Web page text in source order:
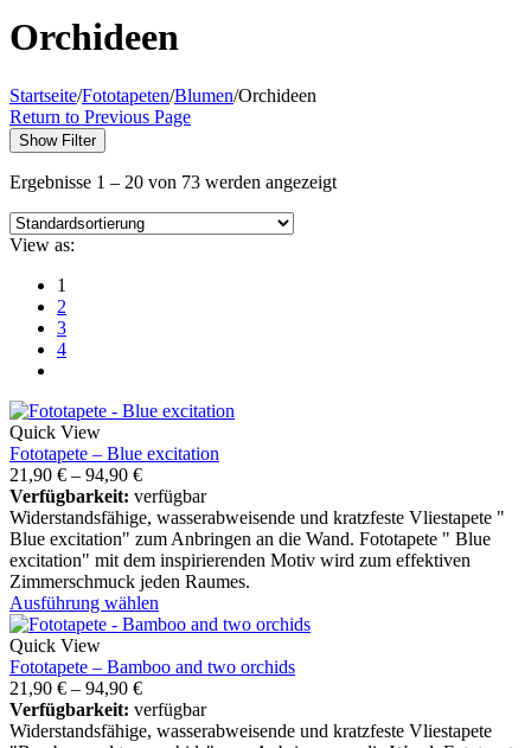
Orchideen
Startseite/Fototapeten/Blumen/Orchideen
Return to Previous Page
Show Filter
Ergebnisse 1 – 20 von 73 werden angezeigt
View as:
1
2
3
4
Quick View
Fototapete – Blue excitation
21,90 € – 94,90 €
Verfügbarkeit: verfügbar
Widerstandsfähige, wasserabweisende und kratzfeste Vliestapete "
Blue excitation" zum Anbringen an die Wand. Fototapete " Blue
excitation" mit dem inspirierenden Motiv wird zum effektiven
Zimmerschmuck jeden Raumes.
Ausführung wählen
Quick View
Fototapete – Bamboo and two orchids
21,90 € – 94,90 €
Verfügbarkeit: verfügbar
Widerstandsfähige, wasserabweisende und kratzfeste Vliestapete